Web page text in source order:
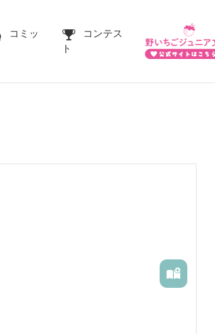
コミッ
コンテス
ト